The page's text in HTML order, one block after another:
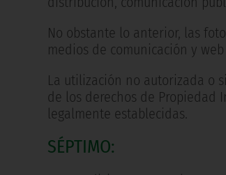
No obstante lo anterior, las
medios de comunicación y
La utilización no autorizada o
de los derechos de Propiedad
legalmente establecidas.
SÉPTIMO: